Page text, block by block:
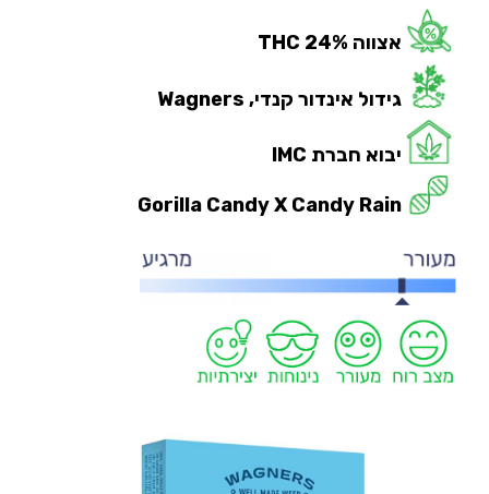
אצווה 24% THC
גידול אינדור קנדי, Wagners
יבוא חברת IMC
Gorilla Candy X Candy Rain